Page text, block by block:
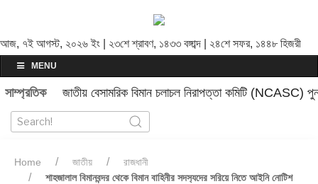
আজ, ৭ই আগস্ট, ২০২৬ ইং | ২৩শে শ্রাবণ, ১৪৩৩ বঙ্গাব্দ | ২৪শে সফর, ১৪৪৮ হিজরী
MENU
সাম্প্রতিক জাতীয় বেসামরিক বিমান চলাচল নিরাপত্তা কমিটি (NCASC)
Home জাতীয়
রাজধানী
শাহজালাল বিমানবন্দর থেকে বিমান বাহিনীর সদস‍্যদের সরিয়ে নিতে আইনি নোটিশ